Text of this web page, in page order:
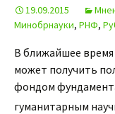
19.09.2015
Минобрнауки, РНФ,
В ближайшее
может получить
фондом
гуманитарным